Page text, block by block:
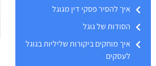
איך להסיר פסקי דין מגוגל
הסודות של גוגל
איך מוחקים ביקורות שליליות בגוגל
לעסקים